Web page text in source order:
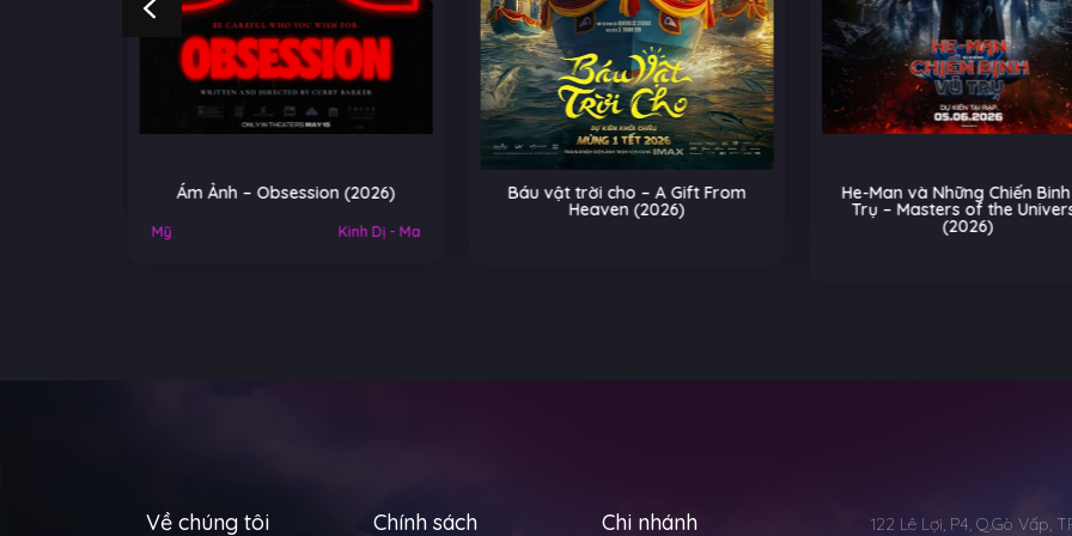
Báu vật trời cho – A Gift From
Heaven (2026)
He-Man và Những Chiến Binh Vũ
Trụ – Masters of the Universe
(2026)
Biệt Đội Thú Cưng: Cuộc
Trên Đường Ray – Pets on a
(2026)
Về chúng tôi Chính sách Chi nhánh 122 Lê Lợi, P4, Q.Gò Vấp,